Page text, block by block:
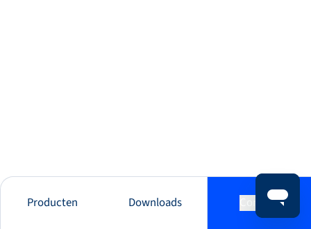
Producten Downloads Contact